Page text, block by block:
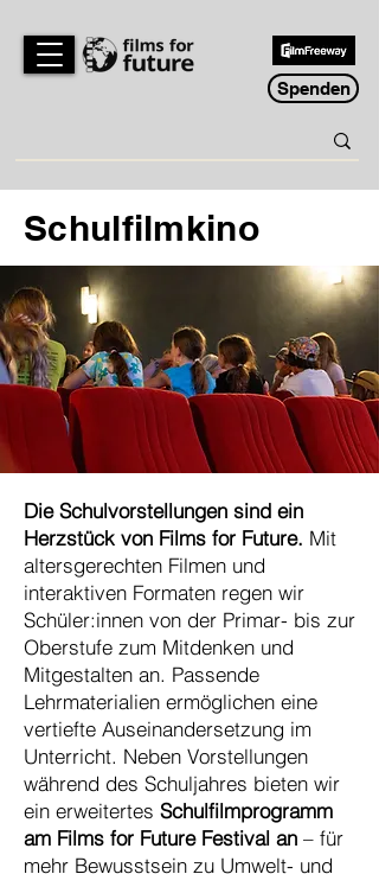
Spenden
Schulfilmkino
Die Schulvorstellungen sind ein
Herzstück von Films for Future. Mit
altersgerechten Filmen und
interaktiven Formaten regen wir
Schüler:innen von der Primar- bis zur
Oberstufe zum Mitdenken und
Mitgestalten an. Passende
Lehrmaterialien ermöglichen eine
vertiefte Auseinandersetzung im
Unterricht. Neben Vorstellungen
während des Schuljahres bieten wir
ein erweitertes Schulfilmprogramm
am Films for Future Festival an – für
mehr Bewusstsein zu Umwelt- und